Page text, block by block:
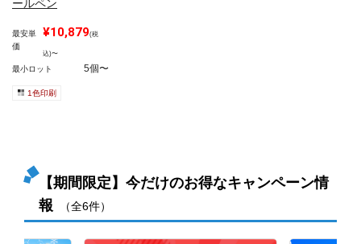
ールペン
最安単
価
¥10,879(税
込)〜
最小ロット 5個〜
1色印刷
【期間限定】今だけのお得なキャンペーン情
報
（全6件）